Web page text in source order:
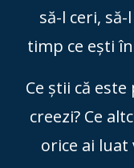
să-l ceri,
timp ce ești
Ce știi că
creezi? Ce
orice ai luat